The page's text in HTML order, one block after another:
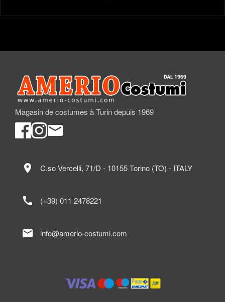
Magasin de costumes à Turin depuis 1969
location_on C.so Vercelli, 71/D - 10155 Torino (TO) - ITALY
call (+39) 011 2478221
mail info@amerio-costumi.com